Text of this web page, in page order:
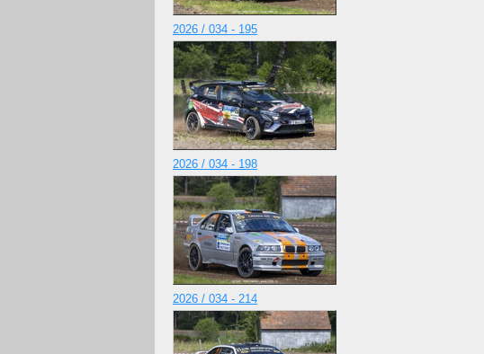
2026 / 034 - 195
2026 / 034 - 198
2026 / 034 - 214